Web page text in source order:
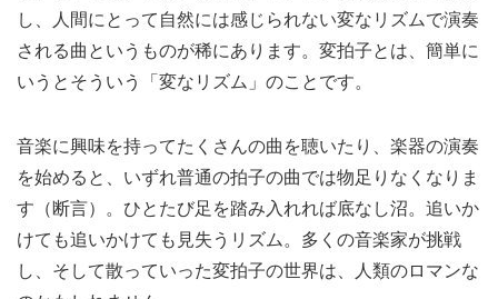
し、人間にとって自然には感じられない変なリズムで演奏
される曲というものが稀にあります。変拍子とは、簡単に
いうとそういう「変なリズム」のことです。
音楽に興味を持ってたくさんの曲を聴いたり、楽器の演奏
を始めると、いずれ普通の拍子の曲では物足りなくなりま
す（断言）。ひとたび足を踏み入れれば底なし沼。追いか
けても追いかけても見失うリズム。多くの音楽家が挑戦
し、そして散っていった変拍子の世界は、人類のロマンな